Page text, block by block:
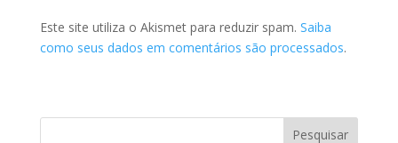
Este site utiliza o Akismet para reduzir spam. Saiba
como seus dados em comentários são processados.